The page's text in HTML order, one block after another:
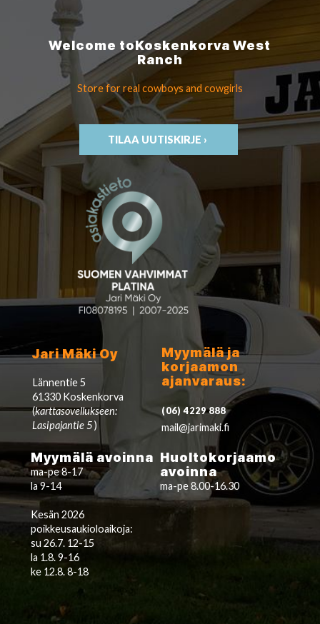
Welcome toKoskenkorvaWest
Ranch
Store for real cowboys and cowgirls
TILAA UUTISKIRJE ›
Jari Mäki Oy
Lännentie 5
61330 Koskenkorva
(karttasovellukseen:
Lasipajantie 5)
Myymälä ja
korjaamon
ajanvaraus:
(06) 4229 888
mail@jarimaki.fi
Myymälä avoinna
ma-pe 8-17
la 9-14
Kesän 2026
poikkeusaukioloaikoja:
su 26.7. 12-15
la 1.8. 9-16
ke 12.8. 8-18
Huoltokorjaamo
avoinna
ma-pe 8.00-16.30